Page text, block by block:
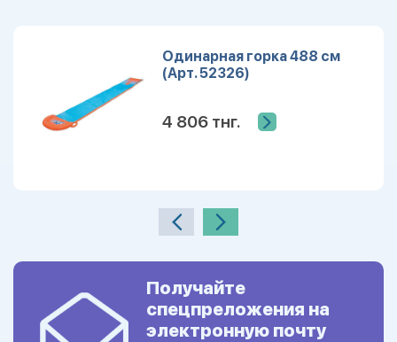
Одинарная горка 488 см
(Арт. 52326)
4 806 тнг.
Получайте
спецпреложения на
электронную почту